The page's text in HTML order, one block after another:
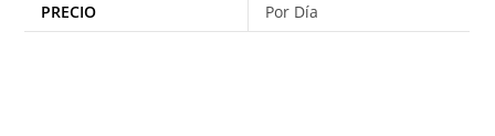
PRECIO Por Día